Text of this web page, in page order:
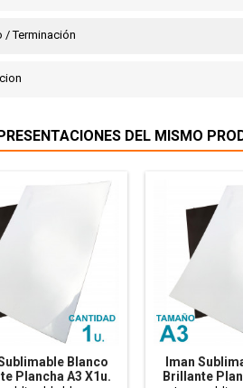
/ Terminación
DEL MISMO
Blanco
Plancha A3 X1u.
Iman
Brillante